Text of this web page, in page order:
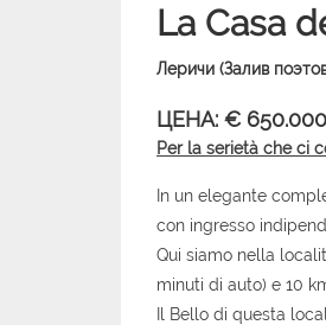
La Casa
Леричи (Залив
ЦЕНА: € 650.000
Per la serietà che ci
In un elegante
con ingresso
Qui siamo nella
minuti di auto) e 10
Il Bello di questa